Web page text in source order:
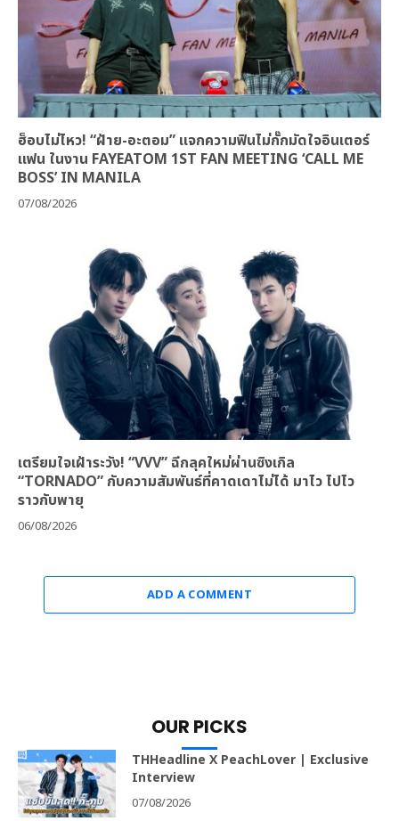
ฮ็อบไม่ไหว! “ฝ้าย-อะตอม” แจกความฟินไม่กั๊กมัดใจอินเตอร์
แฟน ในงาน FAYEATOM 1ST FAN MEETING ‘CALL ME
BOSS’ IN MANILA
07/08/2026
เตรียมใจเฝ้าระวัง! “VVV” ฉีกลุคใหม่ผ่านซิงเกิล
“TORNADO” กับความสัมพันธ์ที่คาดเดาไม่ได้ มาไว ไปไว
ราวกับพายุ
06/08/2026
ADD A COMMENT
OUR PICKS
THHeadline X PeachLover | Exclusive
Interview
07/08/2026